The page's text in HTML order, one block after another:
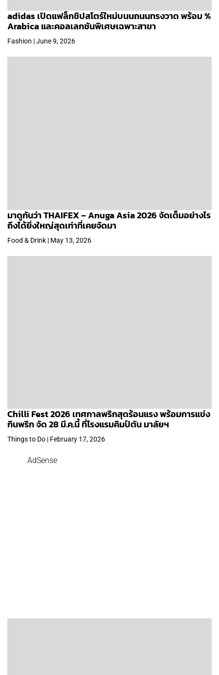
adidas เปิดแฟล็กชิปสโตร์ใหม่บนนถนนทรงวาด พร้อม %
Arabica และคอลเลกชันพิเศษเฉพาะสาขา
Fashion | June 9, 2026
มาดูกันว่า THAIFEX – Anuga Asia 2026 จัดเต็มอย่างไร
ถึงได้ยิ่งใหญ่สุดเท่าที่เคยจัดมา
Food & Drink | May 13, 2026
Chilli Fest 2026 เทศกาลพริกสุดร้อนแรง พร้อมการแข่ง
กินพริก จัด 28 มี.ค.นี้ ที่โรงแรมคิมป์ตัน มาลัยฯ
Things to Do | February 17, 2026
AdSense